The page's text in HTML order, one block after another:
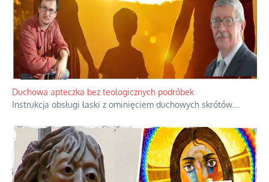
Niezwykły scenariusz bez państwowej dotacji
Reżyser Jerzy Zalewski przedstawia kulisy powstawania swoich
dokumentów, wyzwania związane z ich finansowaniem oraz
nieznane fakty dotyczące biografii...